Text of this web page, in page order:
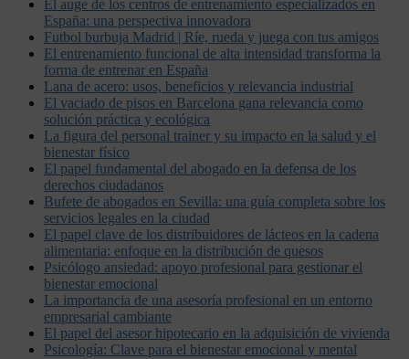
El auge de los centros de entrenamiento especializados en
España: una perspectiva innovadora
Futbol burbuja Madrid | Ríe, rueda y juega con tus amigos
El entrenamiento funcional de alta intensidad transforma la
forma de entrenar en España
Lana de acero: usos, beneficios y relevancia industrial
El vaciado de pisos en Barcelona gana relevancia como
solución práctica y ecológica
La figura del personal trainer y su impacto en la salud y el
bienestar físico
El papel fundamental del abogado en la defensa de los
derechos ciudadanos
Bufete de abogados en Sevilla: una guía completa sobre los
servicios legales en la ciudad
El papel clave de los distribuidores de lácteos en la cadena
alimentaria: enfoque en la distribución de quesos
Psicólogo ansiedad: apoyo profesional para gestionar el
bienestar emocional
La importancia de una asesoría profesional en un entorno
empresarial cambiante
El papel del asesor hipotecario en la adquisición de vivienda
Psicología: Clave para el bienestar emocional y mental